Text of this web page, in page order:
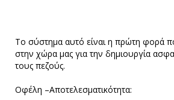
Το σύστημα αυτό είναι η πρώτη φορά
στην χώρα μας για την δημιουργία
τους πεζούς.
Οφέλη –Αποτελεσματικότητα: